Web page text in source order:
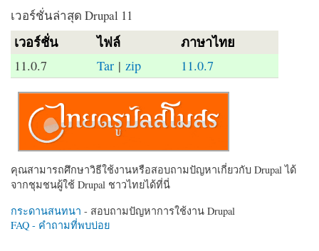
เวอร์ชั่นล่าสุด Drupal 11
เวอร์ชั่น ไฟล์ ภาษาไทย
11.0.7 Tar | zip 11.0.7
คุณสามารถศึกษาวิธีใช้งานหรือสอบถามปัญหาเกี่ยวกับ Drupal ได้
จากชุมชนผู้ใช้ Drupal ชาวไทยได้ที่นี่
กระดานสนทนา - สอบถามปัญหาการใช้งาน Drupal
FAQ - คำถามที่พบบ่อย